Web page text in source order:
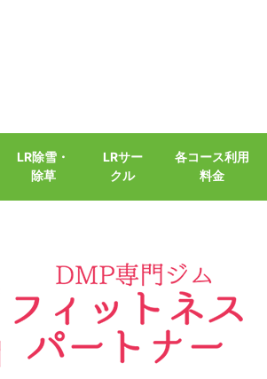
LR除雪・
除草
LRサー
クル
各コース利用
料金